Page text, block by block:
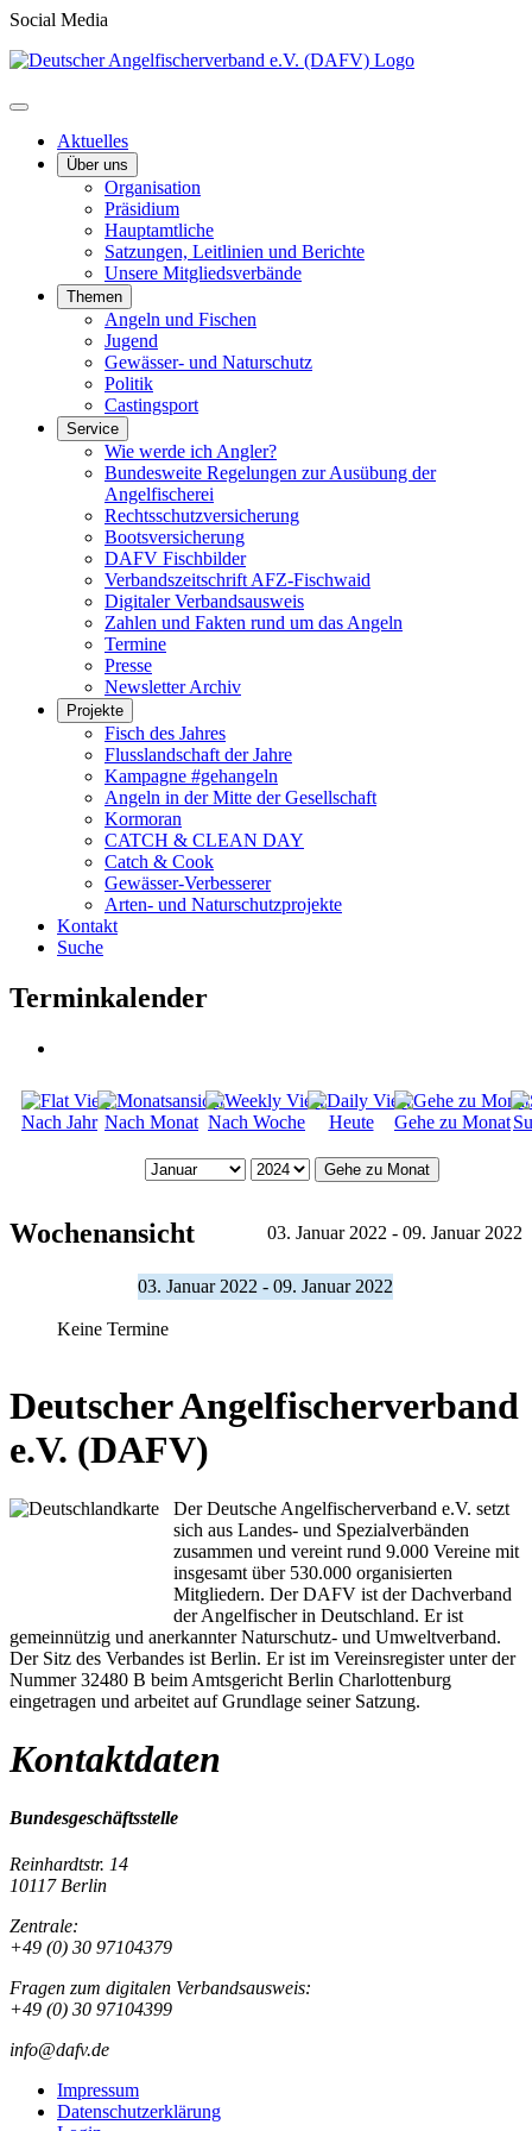
Social Media
Aktuelles
Über uns
Organisation
Präsidium
Hauptamtliche
Satzungen, Leitlinien und Berichte
Unsere Mitgliedsverbände
Themen
Angeln und Fischen
Jugend
Gewässer- und Naturschutz
Politik
Castingsport
Service
Wie werde ich Angler?
Bundesweite Regelungen zur Ausübung der
Angelfischerei
Rechtsschutzversicherung
Bootsversicherung
DAFV Fischbilder
Verbandszeitschrift AFZ-Fischwaid
Digitaler Verbandsausweis
Zahlen und Fakten rund um das Angeln
Termine
Presse
Newsletter Archiv
Projekte
Fisch des Jahres
Flusslandschaft der Jahre
Kampagne #gehangeln
Angeln in der Mitte der Gesellschaft
Kormoran
CATCH & CLEAN DAY
Catch & Cook
Gewässer-Verbesserer
Arten- und Naturschutzprojekte
Kontakt
Suche
Terminkalender
Nach Jahr Nach Monat Nach Woche Heute Gehe zu Monat
Gehe zu Monat
Wochenansicht 03. Januar 2022 - 09. Januar 2022
03. Januar 2022 - 09. Januar 2022
Keine Termine
Deutscher Angelfischerverband
e.V. (DAFV)
Der Deutsche Angelfischerverband e.V. setzt
sich aus Landes- und Spezialverbänden
zusammen und vereint rund 9.000 Vereine mit
insgesamt über 530.000 organisierten
Mitgliedern. Der DAFV ist der Dachverband
der Angelfischer in Deutschland. Er ist
gemeinnützig und anerkannter Naturschutz- und Umweltverband.
Der Sitz des Verbandes ist Berlin. Er ist im Vereinsregister unter der
Nummer 32480 B beim Amtsgericht Berlin Charlottenburg
eingetragen und arbeitet auf Grundlage seiner Satzung.
Kontaktdaten
Bundesgeschäftsstelle
Reinhardtstr. 14
10117 Berlin
Zentrale:
+49 (0) 30 97104379
Fragen zum digitalen Verbandsausweis:
+49 (0) 30 97104399
info@dafv.de
Impressum
Datenschutzerklärung